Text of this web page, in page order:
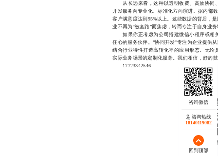
从长远来看，这种以透明收费、高效协同
开发服务向专业化、标准化方向演进。据内部
客户满意度达到95%以上。这些数据的背后，
业不再为“被套路”而焦虑，转而专注于自身业
如果你正考虑为公司搭建微信小程序或相
任心的服务伙伴。“协同开发”专注为企业提供
结合行业特性打造高转化率的应用形态。无
实际业务场景的定制化服务。我们相信，好的
17723342546
欢
咨询热线
18140119082
回到顶部